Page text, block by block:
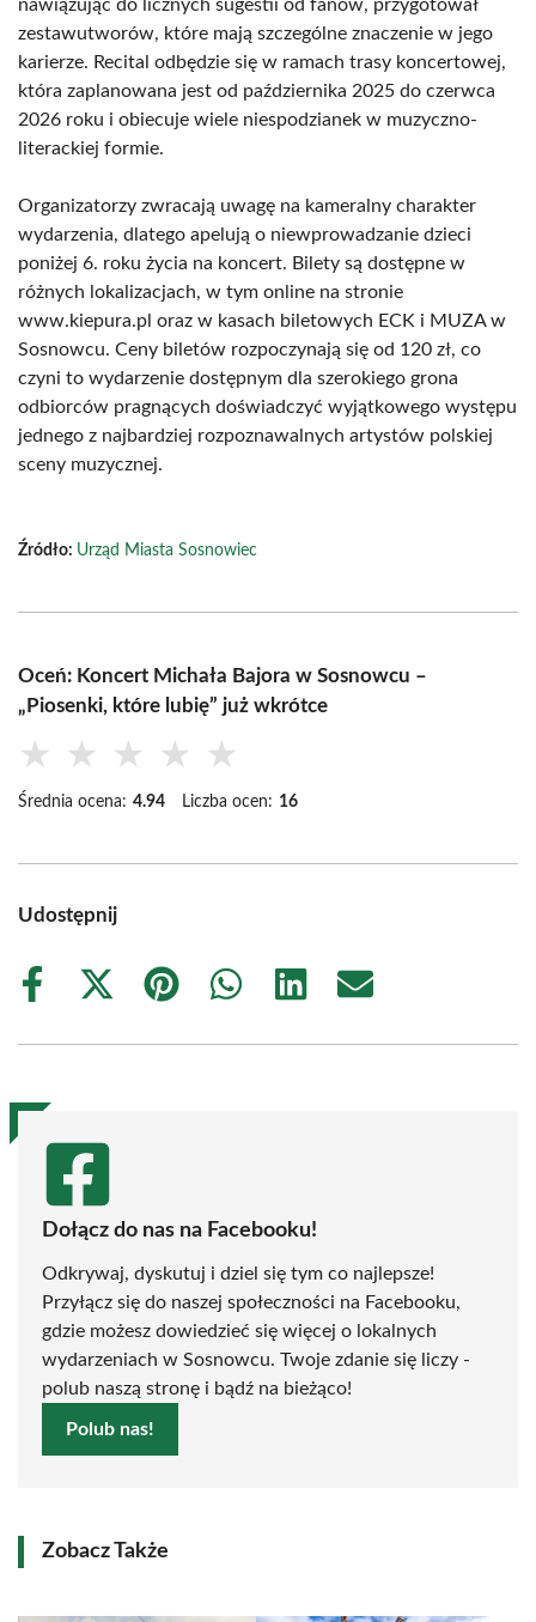
nawiązując do licznych sugestii od fanów, przygotował
zestawutworów, które mają szczególne znaczenie w jego
karierze. Recital odbędzie się w ramach trasy koncertowej,
która zaplanowana jest od października 2025 do czerwca
2026 roku i obiecuje wiele niespodzianek w muzyczno-
literackiej formie.
Organizatorzy zwracają uwagę na kameralny charakter
wydarzenia, dlatego apelują o niewprowadzanie dzieci
poniżej 6. roku życia na koncert. Bilety są dostępne w
różnych lokalizacjach, w tym online na stronie
www.kiepura.pl oraz w kasach biletowych ECK i MUZA w
Sosnowcu. Ceny biletów rozpoczynają się od 120 zł, co
czyni to wydarzenie dostępnym dla szerokiego grona
odbiorców pragnących doświadczyć wyjątkowego występu
jednego z najbardziej rozpoznawalnych artystów polskiej
sceny muzycznej.
Źródło: Urząd Miasta Sosnowiec
Oceń: Koncert Michała Bajora w Sosnowcu –
„Piosenki, które lubię” już wkrótce
★ ★ ★ ★ ★
Średnia ocena: 4.94 Liczba ocen: 16
Udostępnij
Share
Share
(Twitter)
Share
Share
Share
Share
Dołącz do nas na Facebooku!
Odkrywaj, dyskutuj i dziel się tym co najlepsze!
Przyłącz się do naszej społeczności na Facebooku,
gdzie możesz dowiedzieć się więcej o lokalnych
wydarzeniach w Sosnowcu. Twoje zdanie się liczy -
polub naszą stronę i bądź na bieżąco!
Polub nas!
Zobacz Także